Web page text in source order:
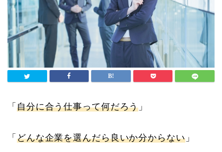
「 自分に合う仕事って何だろう 」
「 どんな企業を選んだら良いか分からない」